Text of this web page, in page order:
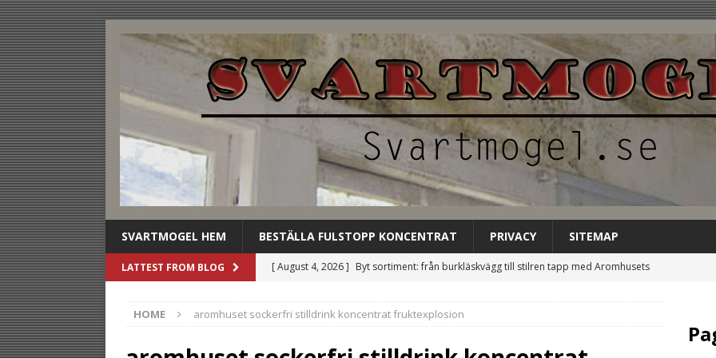
SVARTMOGEL HEM BESTÄLLA FULSTOPP KONCENTRAT PRIVACY SITEMAP
LATTEST FROM BLOG [ August 4, 2026 ] Byt sortiment: från burkläskvägg till stilren tapp med Aromhusets
[ August 3, 2026 ] Låt Aromhusets stilldrink bli gästens förstahandsval på
dryckesbuffén
UNCATEGORIZED
HOME aromhuset sockerfri stilldrink koncentrat fruktexplosion